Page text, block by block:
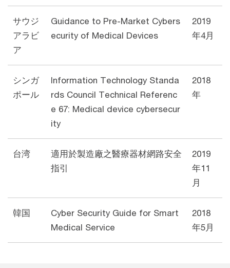
サウジ
アラビ
ア
Guidance to Pre-Market Cybers
ecurity of Medical Devices
2019
年4月
シンガ
ポール
Information Technology Standa
rds Council Technical Referenc
e 67: Medical device cybersecur
ity
2018
年
台湾
適用於製造廠之醫療器材網路安全
指引
2019
年11
月
韓国
Cyber Security Guide for Smart
Medical Service
2018
年5月